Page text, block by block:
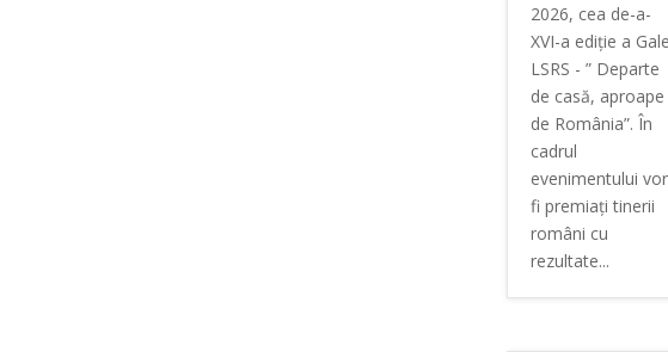
2026, cea de-a-
XVI-a ediție a
LSRS - ” Departe
de casă, aproape
de România”. În
cadrul
evenimentului vor
fi premiați tinerii
români cu
rezultate...